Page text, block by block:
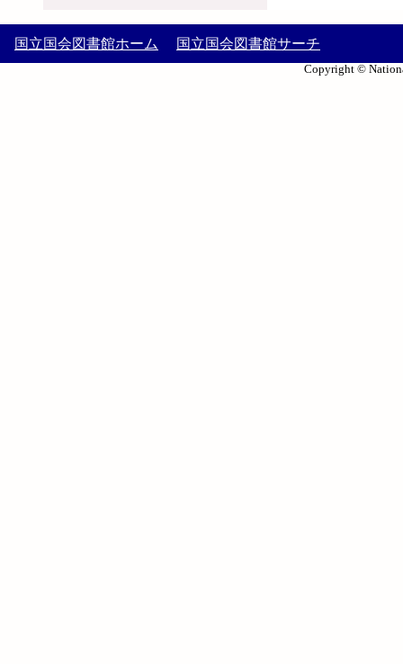
国立国会図書館ホーム 国立国会図書館サーチ
Copyright ©